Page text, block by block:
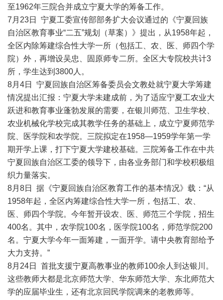
至1962年三院合并成立宁夏大学的筹备工作。
7月23日 宁夏工委宣传部部务扩大会议通过的《宁夏回族
自治区教育事业“二五”规划（草案）》提出，从1958年起，
全区内除筹建综合性大学一所（包括工、农、医、师四个学
院）外，再增设吴忠、固原师专二所。全区大专院校共计3
所，学生达到3800人。
8月4日 宁夏回族自治区筹备委员会文教处就宁夏大学筹建
情况提出汇报：宁夏大学未建成前，为了适应宁夏工农业大
跃进和教育事业蓬勃发展的需要，在银川师范、卫生学校、
农业机械化学校完成其教学任务的基础上，成立宁夏师范学
院、医学院和农学院。三院拟定在1958—1959学年第一学
期开学上课，打下宁夏大学建校基础。三院筹备工作在中共
宁夏回族自治区工委的领导下，由各业务部门和学校积极组
织力量落实。
8月8日 据《宁夏回族自治区教育工作的基本情况》载：“从
1958年起，全区内筹建综合性大学一所，包括工、农、
医、师四个学院。今年暂开设农、医、师范三个学院，招生
400名。其中，农学院100名，医学院100名，师范学院200
名。宁夏大学今年一面筹建，一面开学。请中央教育部给予
大力支持。”
8月24日 首批支援宁夏高教事业的教师100余人到达银川。
这些教师大都是北京师范大学、华东师范大学、东北师范大
学的应届毕业生，还有北京回民学院调来的老教师等。